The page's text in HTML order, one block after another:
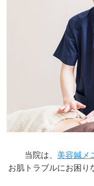
当院は、 美容鍼メ
お肌トラブルにお困り